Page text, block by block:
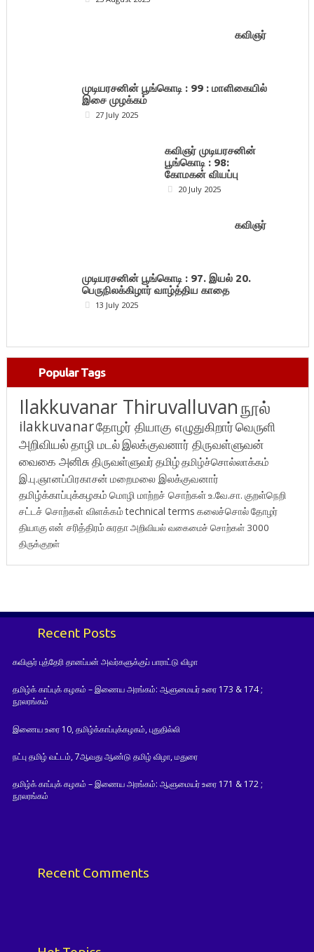
கவிஞர்
முடியரசனின் பூங்கொடி : 99 : மாளிகையில்
இசை முழக்கம்
27 July 2025
கவிஞர் முடியரசனின்
பூங்கொடி : 98:
கோமகன் வியப்பு
20 July 2025
கவிஞர்
முடியரசனின் பூங்கொடி : 97. இயல் 20.
பெருநிலக்கிழார் வாழ்த்திய காதை
13 July 2025
Popular Tags
Ilakkuvanar Thiruvalluvanநூல்
ilakkuvanarதோழர் தியாகு எழுதுகிறார்வெருளி
அறிவியல்தாழி மடல்இலக்குவனார் திருவள்ளுவன்
வைகை அனிசுதிருவள்ளுவர்தமிழ்தமிழ்ச்சொல்லாக்கம்
இ.பு.ஞானப்பிரகாசன் மறைமலை இலக்குவனார்
தமிழ்க்காப்புக்கழகம் மொழி மாற்றச் சொற்கள்உ.வே.சா. குறள்நெறி
சட்டச் சொற்கள் விளக்கம்technical terms கலைச்சொல்தோழர்
தியாகுஎன் சரித்திரம்சுரதாஅறிவியல் வகைமைச் சொற்கள் 3000
திருக்குறள்
Recent Posts
கவிஞர் புத்தேரி தானப்பன் அவர்களுக்குப் பாராட்டு விழா
தமிழ்க் காப்புக் கழகம் – இணைய அரங்கம்: ஆளுமையர் உரை 173 & 174 ;
நூலரங்கம்
இணைய உரை 10, தமிழ்க்காப்புக்கழகம், புதுதில்லி
நட்பு தமிழ் வட்டம், 7ஆவது ஆண்டு தமிழ் விழா, மதுரை
தமிழ்க் காப்புக் கழகம் – இணைய அரங்கம்: ஆளுமையர் உரை 171 & 172 ;
நூலரங்கம்
Recent Comments